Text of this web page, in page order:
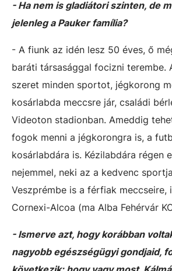
- Ha nem is gladiátori szinten, de
jelenleg a Pauker família?
- A fiunk az idén lesz 50 éves, ő
baráti társasággal focizni terembe.
szeret minden sportot, jégkorong
kosárlabda meccsre jár, családi
Videoton stadionban. Ameddig
fogok menni a jégkorongra is, a
kosárlabdára is. Kézilabdára régen
nejemmel, neki az a kedvenc
Veszprémbe is a férfiak meccseire,
Cornexi-Alcoa (ma Alba Fehérvár
- Ismerve azt, hogy korábban
nagyobb egészségügyi gondjaid,